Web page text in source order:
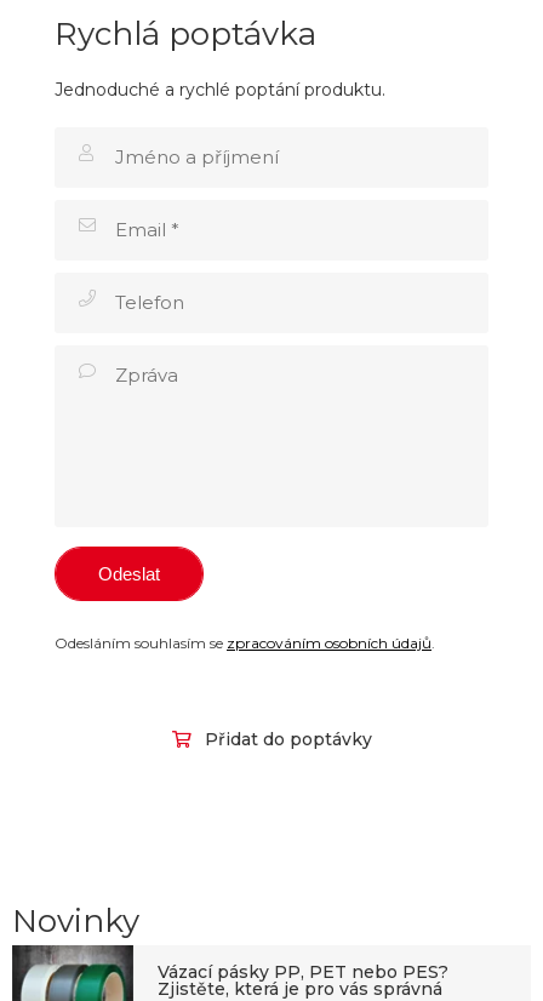
Rychlá poptávka
Jednoduché a rychlé poptání produktu.
Odesláním souhlasím se zpracováním osobních údajů.
Přidat do poptávky
Novinky
Vázací pásky PP, PET nebo PES?
Zjistěte, která je pro vás správná